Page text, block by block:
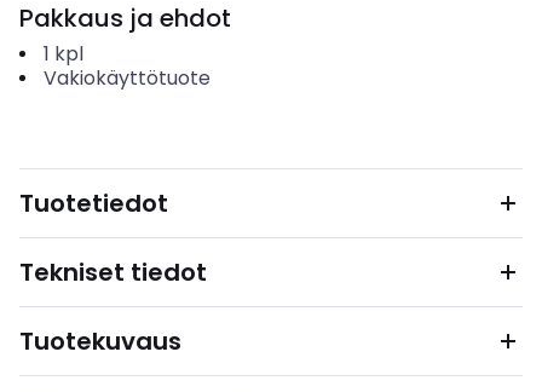
Pakkaus ja ehdot
1 kpl
Vakiokäyttötuote
Tuotetiedot
Tekniset tiedot
Tuotekuvaus